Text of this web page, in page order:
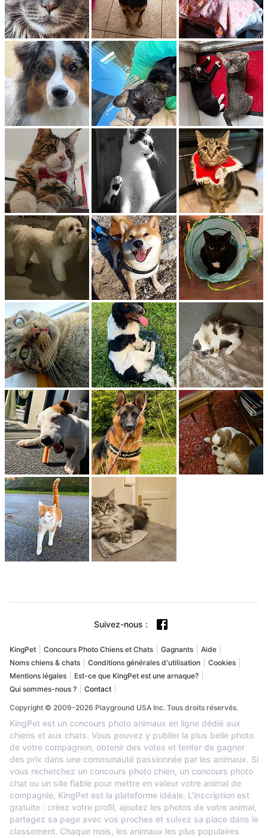
Suivez-nous :
KingPet Concours Photo Chiens et Chats Gagnants
Aide
Noms chiens & chats
Conditions générales d'utilisation
Cookies
Mentions légales
Est-ce que KingPet est une arnaque?
Qui sommes-nous ?
Contact
Copyright © 2009-2026 Playground USA Inc. Tous droits réservés.
KingPet est un concours photo animaux en ligne dédié aux
chiens et aux chats. Vous pouvez y publier la plus belle photo
de votre compagnon, obtenir des votes et tenter de gagner
des prix dans une communauté passionnée par les animaux. Si
vous recherchez un concours photo chien, un concours photo
chat ou un site fiable pour mettre en valeur votre animal de
compagnie, KingPet est la plateforme idéale. L'inscription est
gratuite : créez votre profil, ajoutez les photos de votre animal,
partagez sa page avec vos proches et suivez sa place dans le
classement. Chaque mois, les animaux les plus populaires